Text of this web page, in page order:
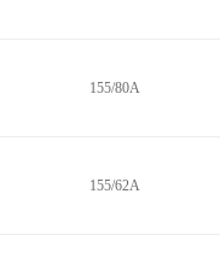
155/80A
155/62A